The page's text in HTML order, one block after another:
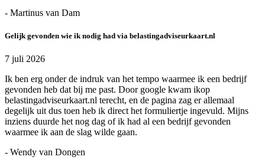
- Martinus van Dam
Gelijk gevonden wie ik nodig had via belastingadviseurkaart.nl
7 juli 2026
Ik ben erg onder de indruk van het tempo waarmee ik een bedrijf
gevonden heb dat bij me past. Door google kwam ikop
belastingadviseurkaart.nl terecht, en de pagina zag er allemaal
degelijk uit dus toen heb ik direct het formuliertje ingevuld. Mijns
inziens duurde het nog dag of ik had al een bedrijf gevonden
waarmee ik aan de slag wilde gaan.
- Wendy van Dongen